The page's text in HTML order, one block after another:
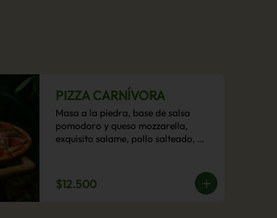
PIZZA CARNÍVORA
Masa a la piedra, base de salsa
pomodoro y queso mozzarella,
exquisito salame, pollo salteado,
$12.500